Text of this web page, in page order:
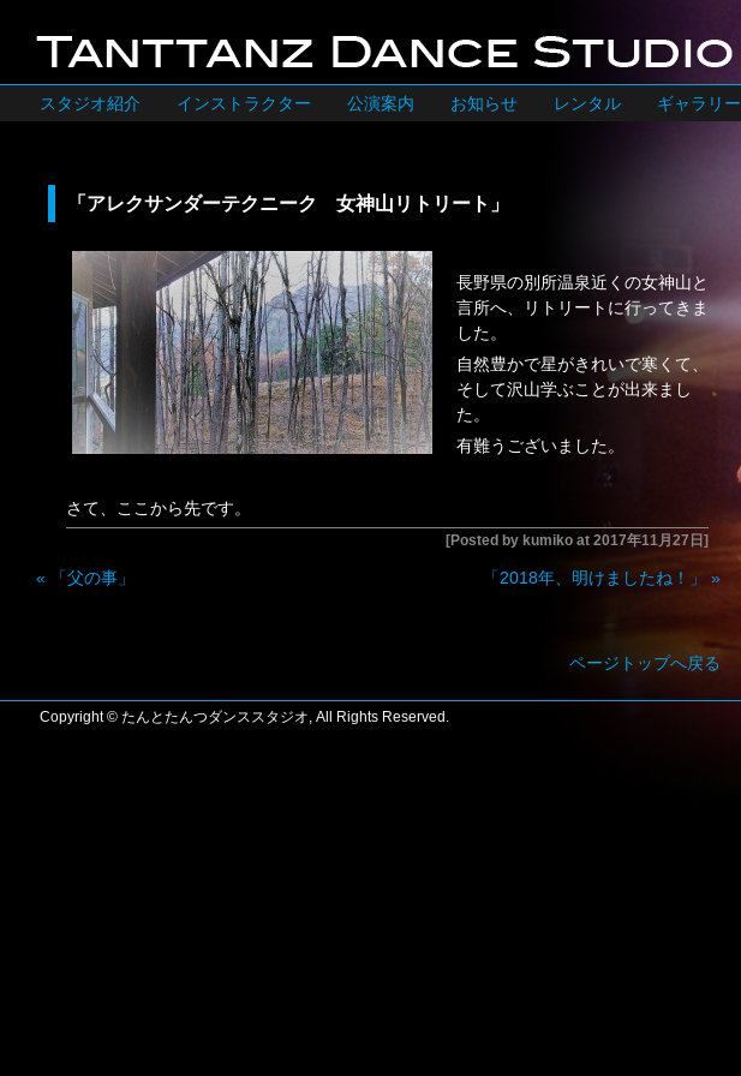
スタジオ紹介 インストラクター 公演案内 お知らせ レンタル ギャラリー
「アレクサンダーテクニーク 女神山リトリート」
長野県の別所温泉近くの女神山と
言所へ、リトリートに行ってきま
した。
自然豊かで星がきれいで寒くて、
そして沢山学ぶことが出来まし
た。
有難うございました。
さて、ここから先です。
[Posted by kumiko at 2017年11月27日]
« 「父の事」 「2018年、明けましたね！」 »
ページトップへ戻る
Copyright © たんとたんつダンススタジオ, All Rights Reserved.